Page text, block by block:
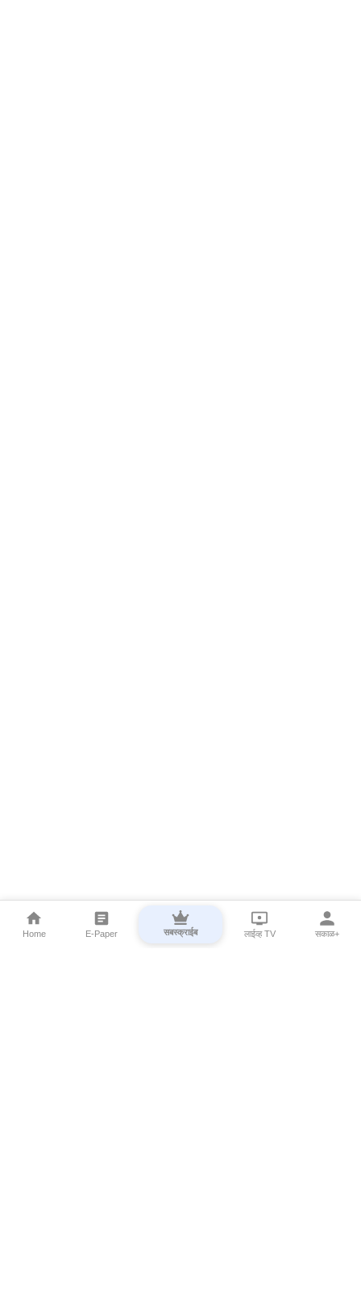
Home E-Paper सबस्क्राईब लाईव्ह TV सकाळ+